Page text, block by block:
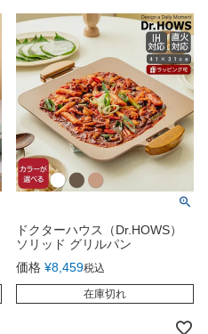
ドクターハウス（Dr.HOWS）
ソリッド グリルパン
価格 ¥8,459税込
在庫切れ